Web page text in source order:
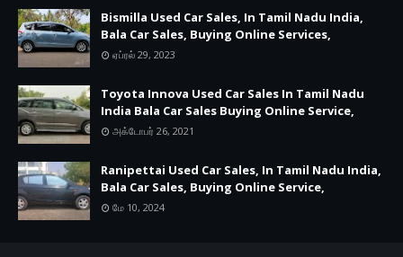
Bismilla Used Car Sales, In Tamil Nadu India,
Bala Car Sales, Buying Online Services,
ஏப்ரல் 29, 2023
Toyota Innova Used Car Sales In Tamil Nadu
India Bala Car Sales Buying Online Service,
அக்டோபர் 26, 2021
Ranipettai Used Car Sales, In Tamil Nadu India,
Bala Car Sales, Buying Online Service,
மே 10, 2024